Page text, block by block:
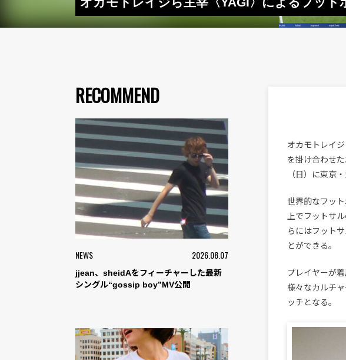
RECOMMEND
NEWS 2026.08.07
jjean、sheidAをフィーチャーした最新
シングル“gossip boy”MV公開
オカモトレイ
を掛け合わせ
（日）に東京
世界的なフッ
上でフットサ
らにはフット
とができる。
プレイヤーが
様々なカルチ
ッチとなる。